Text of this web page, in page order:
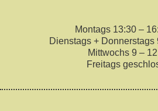
Montags 13:30 –
Dienstags + Donnerstags
Mittwochs 9 –
Freitags